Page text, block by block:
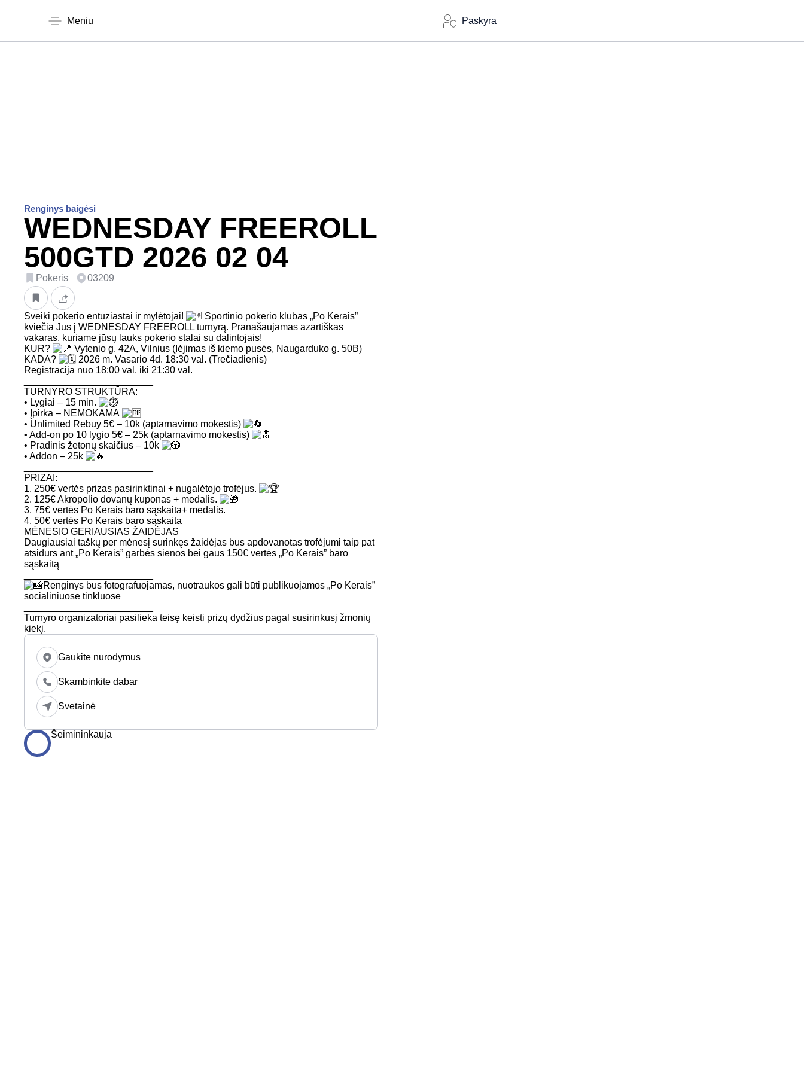
Meniu Paskyra
Renginys baigėsi
WEDNESDAY FREEROLL
500GTD 2026 02 04
Pokeris 03209
Sveiki pokerio entuziastai ir mylėtojai!
Sportinio pokerio klubas „Po Kerais”
kviečia Jus į WEDNESDAY FREEROLL turnyrą. Pranašaujamas azartiškas
vakaras, kuriame jūsų lauks pokerio stalai su dalintojais!
KUR?
Vytenio g. 42A, Vilnius (Įėjimas iš kiemo pusės, Naugarduko g. 50B)
KADA?
2026 m. Vasario 4d. 18:30 val. (Trečiadienis)
Registracija nuo 18:00 val. iki 21:30 val.
TURNYRO STRUKTŪRA:
• Lygiai – 15 min.
• Įpirka – NEMOKAMA
• Unlimited Rebuy 5€ – 10k (aptarnavimo mokestis)
• Add-on po 10 lygio 5€ – 25k (aptarnavimo mokestis)
• Pradinis žetonų skaičius – 10k
• Addon – 25k
PRIZAI:
1. 250€ vertės prizas pasirinktinai + nugalėtojo trofėjus.
2. 125€ Akropolio dovanų kuponas + medalis.
3. 75€ vertės Po Kerais baro sąskaita+ medalis.
4. 50€ vertės Po Kerais baro sąskaita
MĖNESIO GERIAUSIAS ŽAIDĖJAS
Daugiausiai taškų per mėnesį surinkęs žaidėjas bus apdovanotas trofėjumi taip pat
atsidurs ant „Po Kerais” garbės sienos bei gaus 150€ vertės „Po Kerais” baro
sąskaitą
Renginys bus fotografuojamas, nuotraukos gali būti publikuojamos „Po Kerais”
socialiniuose tinkluose
Turnyro organizatoriai pasilieka teisę keisti prizų dydžius pagal susirinkusį žmonių
kiekį.
Gaukite nurodymus
Skambinkite dabar
Svetainė
Šeimininkauja